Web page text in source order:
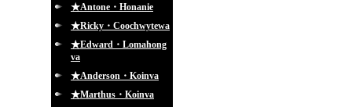
★Antone・Honanie
★Ricky・Coochwytewa
★Edward・Lomahong
va
★Anderson・Koinva
★Marthus・Koinva